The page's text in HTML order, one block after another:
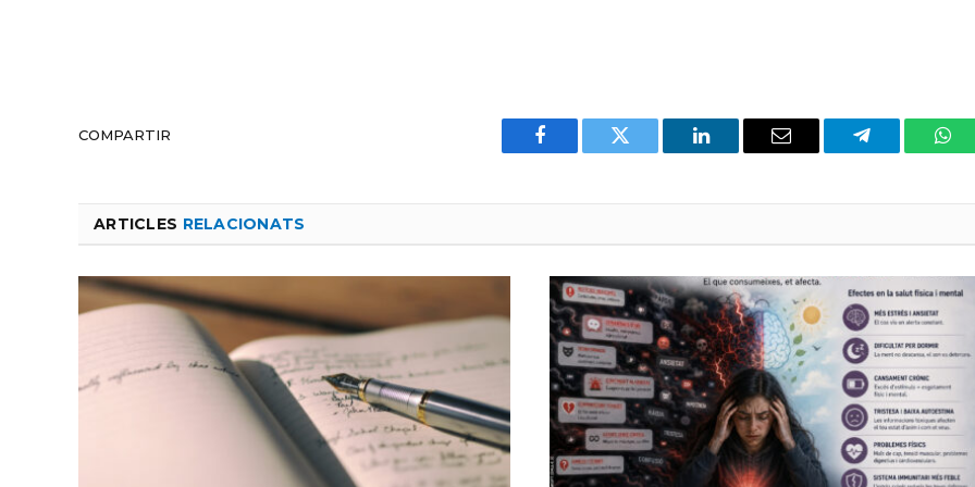
COMPARTIR
Facebook Twitter LinkedIn Email Telegram
ARTICLES RELACIONATS